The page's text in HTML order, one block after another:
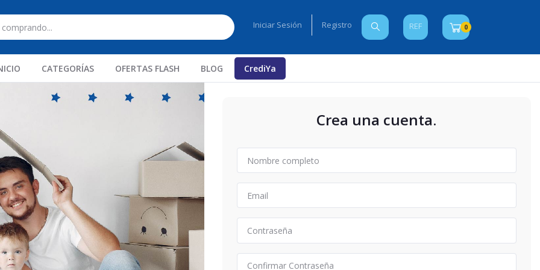
Iniciar Sesión Registro 0
REF
CATEGORÍAS OFERTAS FLASH BLOG CrediYa
Crea una cuenta.